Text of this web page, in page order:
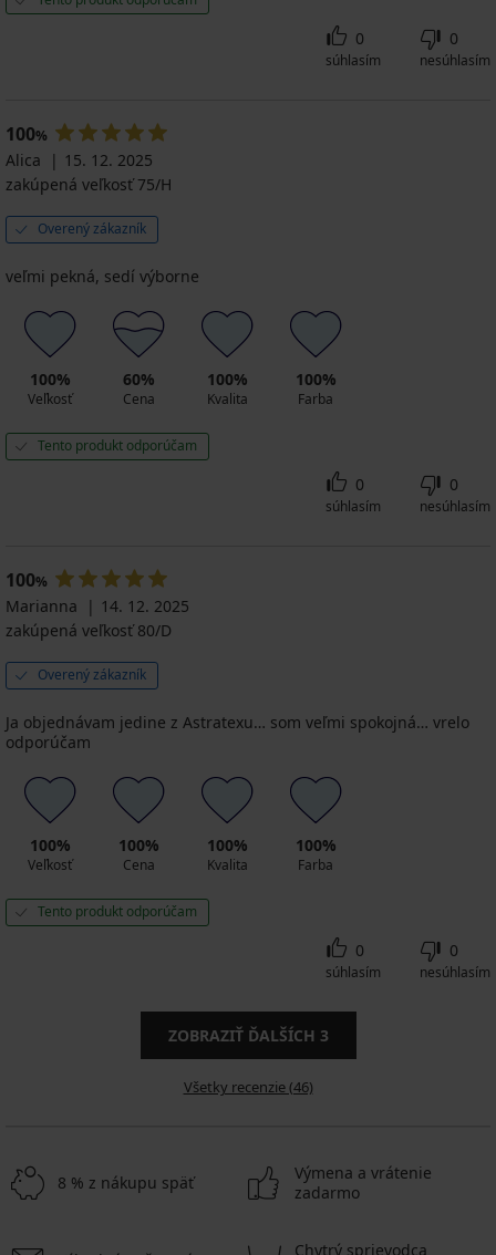
0
súhlasím
0
nesúhlasím
100%
Alica
15. 12. 2025
zakúpená veľkosť 75/H
Overený zákazník
veľmi pekná, sedí výborne
100%
Veľkosť
60%
Cena
100%
Kvalita
100%
Farba
Tento produkt odporúčam
0
súhlasím
0
nesúhlasím
100%
Marianna
14. 12. 2025
zakúpená veľkosť 80/D
Overený zákazník
Ja objednávam jedine z Astratexu… som veľmi spokojná… vrelo
odporúčam
100%
Veľkosť
100%
Cena
100%
Kvalita
100%
Farba
Tento produkt odporúčam
0
súhlasím
0
nesúhlasím
ZOBRAZIŤ ĎALŠÍCH 3
Všetky recenzie (46)
8 % z nákupu späť
Výmena a vrátenie
zadarmo
Chytrý sprievodca